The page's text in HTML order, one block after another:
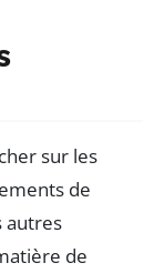
sur les
de
autres
de